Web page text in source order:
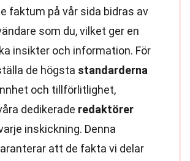
faktum på vår sida bidras av
som du, vilket ger en
insikter och information. För
de högsta standarderna
och tillförlitlighet,
dedikerade redaktörer
inskickning. Denna
att de fakta vi delar